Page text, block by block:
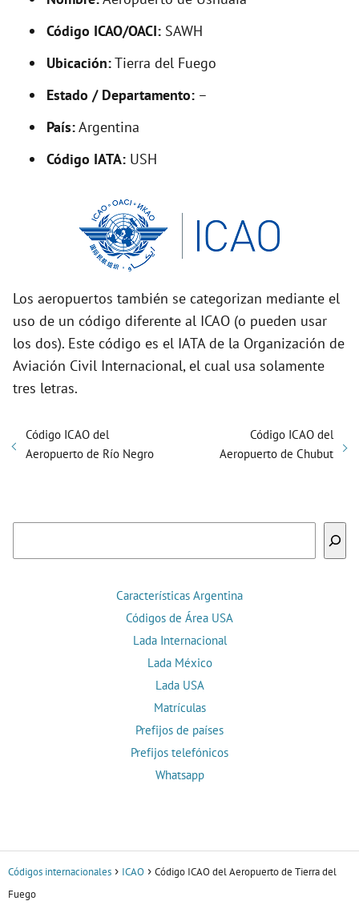
i
Código ICAO/OACI: SAWH
Ubicación:Tierra del Fuego
Estado / Departamento: –
País:Argentina
Código IATA: USH
Los aeropuertos también se categorizan mediante el
uso de un código diferente al ICAO (o pueden usar
los dos). Este código es el IATA de la Organización de
Aviación Civil Internacional, el cual usa solamente
tres letras.
Código ICAO del
Aeropuerto de Río Negro
Código ICAO del
Aeropuerto de Chubut
Características Argentina
Códigos de Área USA
Lada Internacional
Lada México
Lada USA
Matrículas
Prefijos de países
Prefijos telefónicos
Whatsapp
Códigos internacionales ICAO
Código ICAO del Aeropuerto de Tierra del
Fuego